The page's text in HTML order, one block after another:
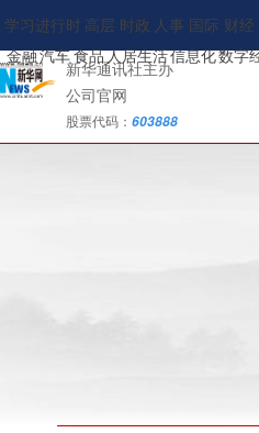
新华通讯社主办
公司官网
股票代码： 603888
学习进行时 高层 时政 人事 国际 财经
金融汽车食品人居生活信息化数字